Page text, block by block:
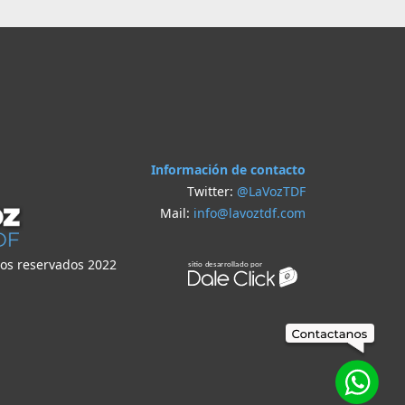
reservados 2022
Información de contacto
Twitter: @LaVozTDF
Mail: info@lavoztdf.com